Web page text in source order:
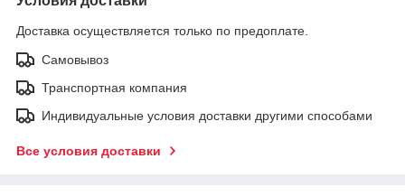
Доставка осуществляется только по предоплате.
Самовывоз
Транспортная компания
Индивидуальные условия доставки другими способами
Все условия доставки